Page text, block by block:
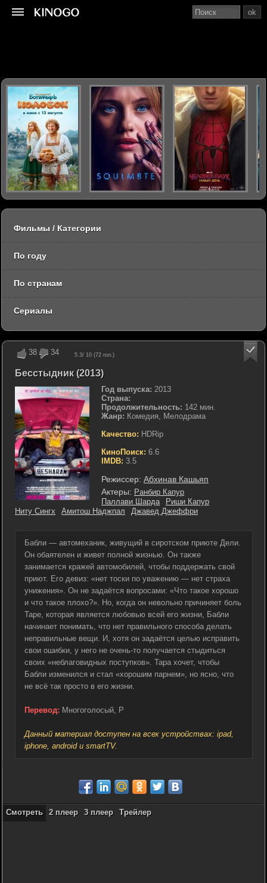
38 34 5.3/ 10 (72 гол.)
Бесстыдник (2013)
Год выпуска: 2013
Страна:
Продолжительность: 142 мин.
Жанр: Комедия, Мелодрама
Качество: HDRip
КиноПоиск: 6.6
IMDB: 3.5
Режиссер: Абхинав Кашьяп
Актеры: Ранбир Капур
Паллави Шарда
Риши Капур
Ниту Сингх
Амитош Наджпал Джавед Джеффри
Бабли — автомеханик, живущий в сиротском приюте Дели.
Он обаятелен и живет полной жизнью. Он также
занимается кражей автомобилей, чтобы поддержать свой
приют. Его девиз: «нет тоски по уважению — нет страха
унижения». Он не задаётся вопросами: «Что такое хорошо
и что такое плохо?». Но, когда он невольно причиняет боль
Таре, которая является любовью всей его жизни, Бабли
начинает понимать, что нет правильного способа делать
неправильные вещи. И, хотя он задаётся целью исправить
свои ошибки, у него не очень-то получается стыдиться
своих «неблаговидных поступков». Тара хочет, чтобы
Бабли изменился и стал «хорошим парнем», но ясно, что
не всё так просто в его жизни.
Перевод: Многоголосый, P
Данный материал доступен на всех устройствах: ipad,
iphone, android и smartTV.
Смотреть 2 плеер 3 плеер Трейлер
ok
Фильмы / Категории
По году
По странам
Сериалы